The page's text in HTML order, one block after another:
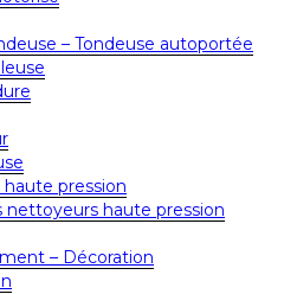
– Tondeuse autoportée
pression
nettoyeurs haute pression
– Décoration